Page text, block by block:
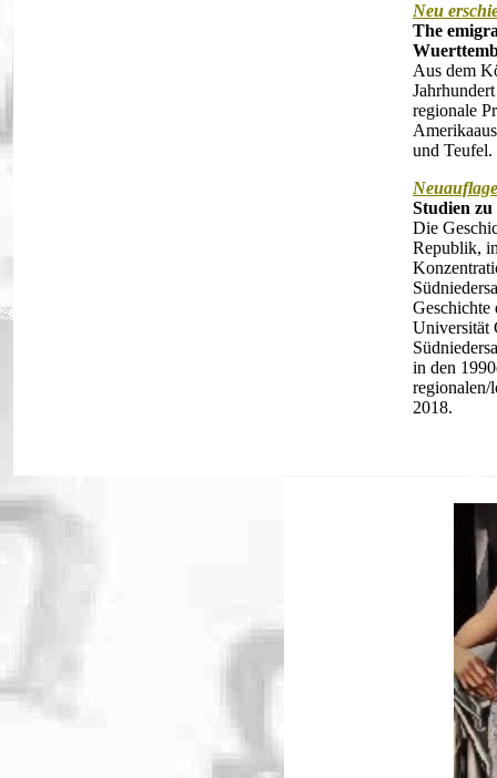
Neu
The
Aus dem
regionale
und Teufel.
Studien zu
Die
Republik,
Geschichte
Universität
in den
regionalen/
2018.